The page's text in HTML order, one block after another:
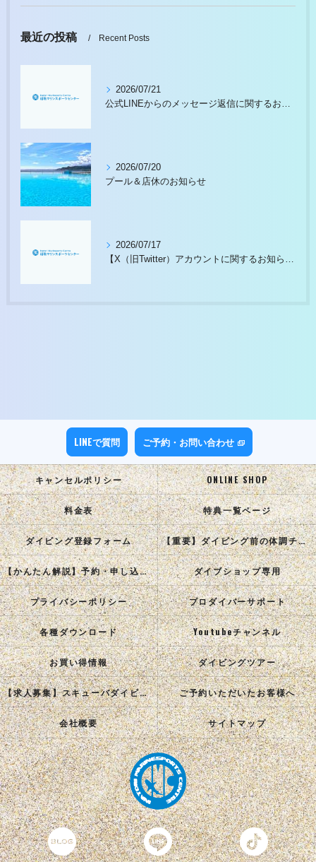
最近の投稿 Recent Posts
2026/07/21
2026/07/20
プール＆店休のお知らせ
2026/07/17
LINEで質問 ご予約・お問い合わせ
キャンセルポリシー ONLINE SHOP
料金表 特典一覧ページ
ダイビング登録フォーム 【重要】ダイビング前の体調チェック
【かんたん解説】予約・申し込み手順 ダイブショップ専用
プライバシーポリシー プロダイバーサポート
各種ダウンロード Youtubeチャンネル
お買い得情報 ダイビングツアー
【求人募集】スキューバダイビングインストラクターを目指す正社員を募集中！ ご予約いただいたお客様へ
会社概要 サイトマップ